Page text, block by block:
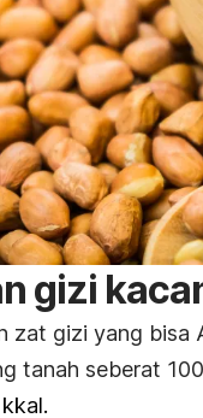
gizi
zat gizi yang bisa
tanah seberat